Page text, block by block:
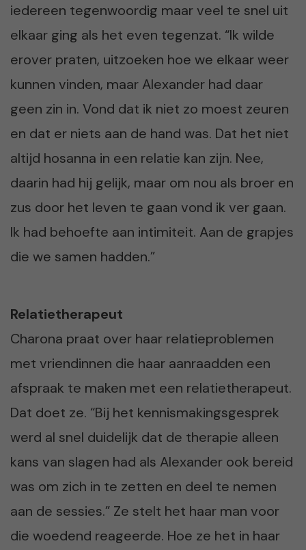
iedereen tegenwoordig maar veel te snel uit
elkaar ging als het even tegenzat. “Ik wilde
erover praten, uitzoeken hoe we elkaar weer
kunnen vinden, maar Alexander had daar
geen zin in. Vond dat ik niet zo moest zeuren
en dat er niets aan de hand was. Dat het niet
altijd hosanna in een relatie kan zijn. Nee,
daarin had hij gelijk, maar om nou als broer en
zus door het leven te gaan vond ik ver gaan.
Ik had behoefte aan intimiteit. Aan de grapjes
die we samen hadden.”
Relatietherapeut
Charona praat over haar relatieproblemen
met vriendinnen die haar aanraadden een
afspraak te maken met een relatietherapeut.
Dat doet ze. “Bij het kennismakingsgesprek
werd al snel duidelijk dat de therapie alleen
kans van slagen had als Alexander ook bereid
was om zich in te zetten en deel te nemen
aan de sessies.” Ze stelt het haar man voor
die woedend reageerde. Hoe ze het in haar